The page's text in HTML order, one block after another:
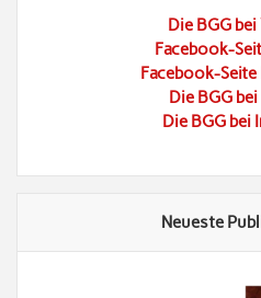
Die BGG
Facebook-
Facebook-
Die BGG
Die BGG bei
Neueste